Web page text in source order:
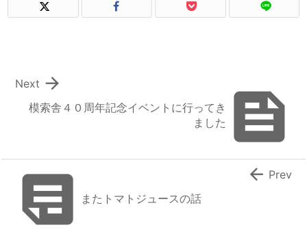

模索舎４０周年記念イベントに行ってき
ました

Next
 またトマトジュースの話
 Prev